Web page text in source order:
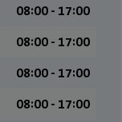
08:00 ­- 17:00
08:00 ­- 17:00
08:00 ­- 17:00
08:00 ­- 17:00